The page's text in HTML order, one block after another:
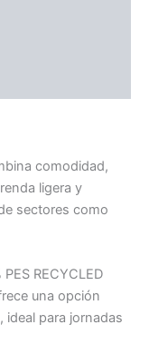
comodidad,
ligera y
sectores como
RECYCLED
una opción
ideal para jornadas